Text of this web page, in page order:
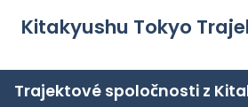
Kitakyushu Tokyo
Trajektové spoločnosti z